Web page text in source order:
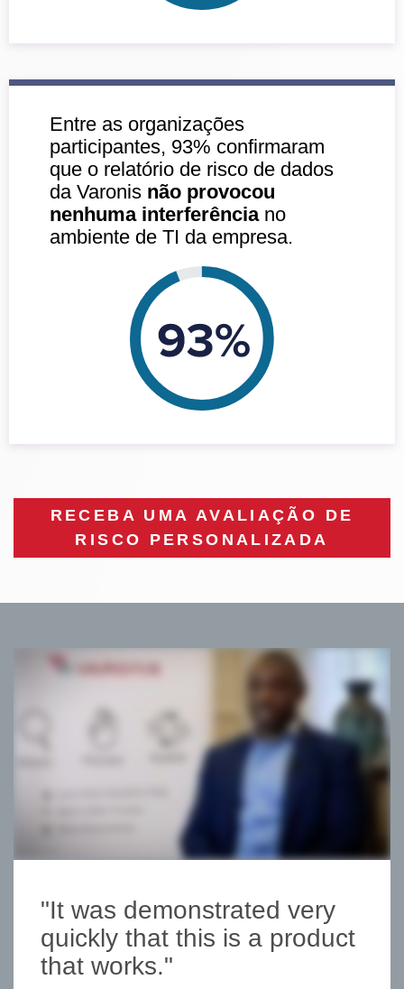
Entre as organizações
participantes, 93% confirmaram
que o relatório de risco de dados
da Varonis não provocou
nenhuma interferênciano
ambiente de TI da empresa.
RECEBA UMA AVALIAÇÃO DE
RISCO PERSONALIZADA
"It was demonstrated very
quickly that this is a product
that works."